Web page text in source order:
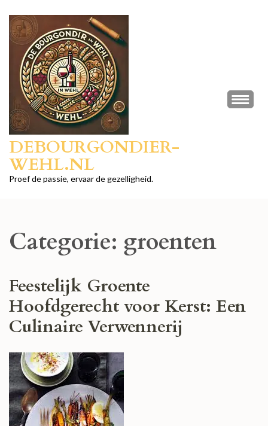
naar
inhoud
Enter)
DEBOURGONDIER-
WEHL.NL
Proef de passie, ervaar de gezelligheid.
Categorie: groenten
Feestelijk Groente
Hoofdgerecht voor Kerst: Een
Culinaire Verwennerij